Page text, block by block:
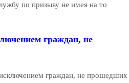
по призыву не имея на то
граждан, не
граждан, не прошедших